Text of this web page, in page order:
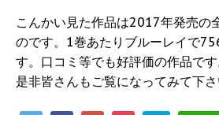
こんかい見た作品は2017年発売の
のです。1巻あたりブルーレイで
す。口コミ等でも好評価の作品です
是非皆さんもご覧になってみて下さ